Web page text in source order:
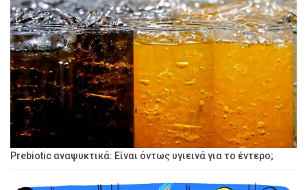
Prebiotic αναψυκτικά: Είναι όντως υγιεινά για το έντερο;